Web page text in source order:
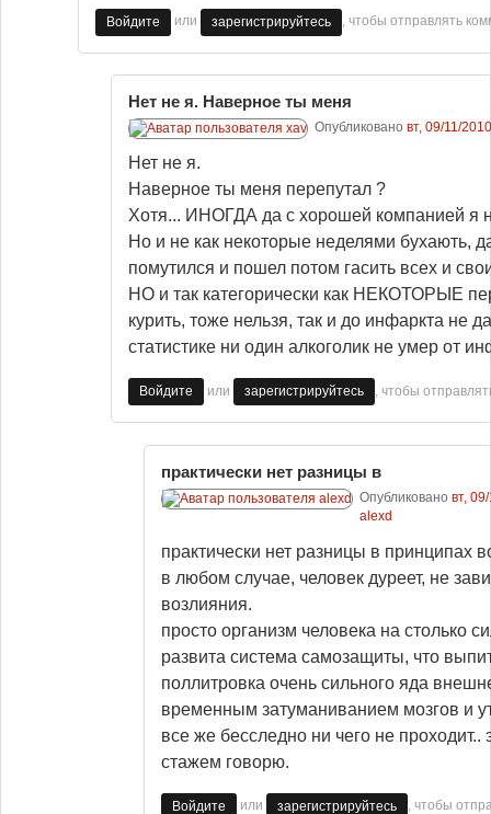
Войдите или зарегистрируйтесь , чтобы отправлять
Нет не я. Наверное ты меня
Опубликовано вт, 09/11/
Нет не я.
Наверное ты меня перепутал ?
Хотя... ИНОГДА да с хорошей компанией я
Но и не как некоторые неделями бухають,
помутился и пошел потом гасить всех и
НО и так категорически как НЕКОТОРЫЕ
курить, тоже нельзя, так и до инфаркта не
статистике ни один алкоголик не умер от
Войдите или зарегистрируйтесь , чтобы
практически нет разницы в
Опубликовано вт,
alexd
практически нет разницы в принципах
в любом случае, человек дуреет, не
возлияния.
просто организм человека на столько
развита система самозащиты, что
поллитровка очень сильного яда
временным затуманиванием мозгов и
все же бесследно ни чего не проходит..
стажем говорю.
Войдите или зарегистрируйтесь , чтобы